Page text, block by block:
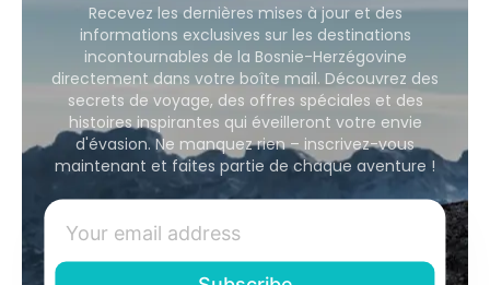
Recevez les dernières mises à jour et des
informations exclusives sur les destinations
incontournables de la Bosnie-Herzégovine
directement dans votre boîte mail. Découvrez des
secrets de voyage, des offres spéciales et des
histoires inspirantes qui éveilleront votre envie
d'évasion. Ne manquez rien – inscrivez-vous
maintenant et faites partie de chaque aventure !